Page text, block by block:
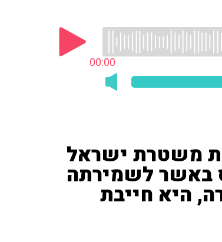
00:00
13') על תגובת משטרת ישראל
באשר לשמירתה
היא חייבת